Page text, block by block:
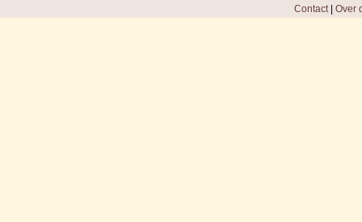
Contact| Over